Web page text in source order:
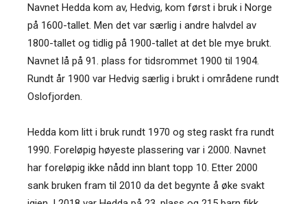
Navnet Hedda kom av, Hedvig, kom først i bruk i Norge
på 1600-tallet. Men det var særlig i andre halvdel av
1800-tallet og tidlig på 1900-tallet at det ble mye brukt.
Navnet lå på 91. plass for tidsrommet 1900 til 1904.
Rundt år 1900 var Hedvig særlig i brukt i områdene rundt
Oslofjorden.
Hedda kom litt i bruk rundt 1970 og steg raskt fra rundt
1990. Foreløpig høyeste plassering var i 2000. Navnet
har foreløpig ikke nådd inn blant topp 10. Etter 2000
sank bruken fram til 2010 da det begynte å øke svakt